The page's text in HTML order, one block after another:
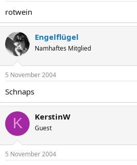
rotwein
Engelflügel
Namhaftes Mitglied
5 November 2004
Schnaps
K KerstinW
Guest
5 November 2004